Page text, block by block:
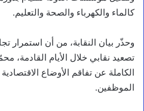
كالماء والكهرباء والصحة والتعليم.
وحذّر بيان النقابة، من أن استمرار
تصعيد نقابي خلال الأيام القادمة،
الكاملة عن تفاقم الأوضاع
الموظفين.